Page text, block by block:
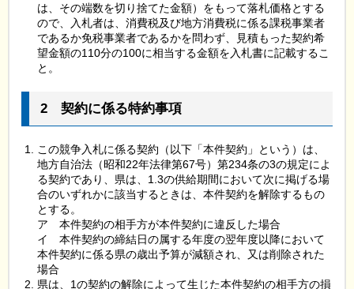
は、その端数を切り捨てた金額）をもって落札価格とする
ので、入札者は、消費税及び地方消費税に係る課税事業者
であるか免税事業者であるかを問わず、見積もった契約希
望金額の110分の100に相当する金額を入札書に記載するこ
と。
2 契約に係る特約事項
この競争入札に係る契約（以下「本件契約」という）は、
地方自治法（昭和22年法律第67号）第234条の3の規定によ
る契約であり、県は、1.3の供給期間において次に掲げる場
合のいずれかに該当するときは、本件契約を解除するもの
とする。
ア
本件契約の相手方が本件契約に違反した場合
イ
本件契約の締結日の属する年度の翌年度以降において
本件契約に係る県の歳出予算が減額され、又は削除された
場合
県は、1の契約の解除によって生じた本件契約の相手方の損